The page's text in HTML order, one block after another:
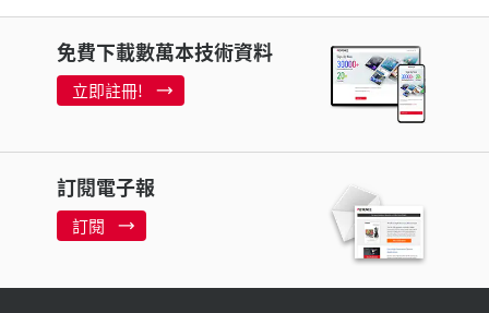
免費下載數萬本技術資料
立即註冊!
訂閱電子報
訂閱